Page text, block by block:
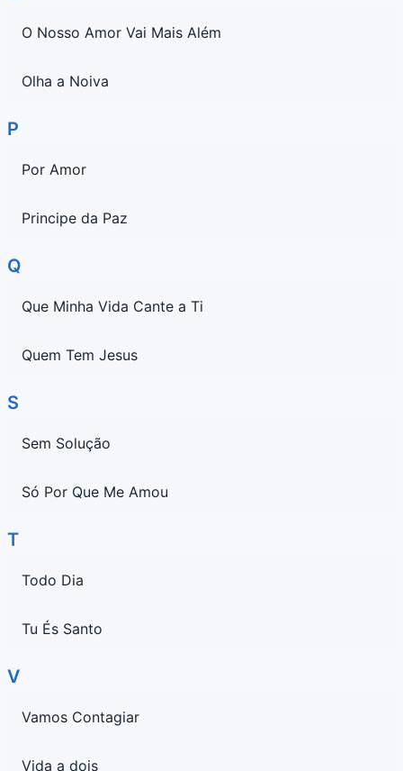
O Nosso Amor Vai Mais Além
Olha a Noiva
P
Por Amor
Principe da Paz
Q
Que Minha Vida Cante a Ti
Quem Tem Jesus
S
Sem Solução
Só Por Que Me Amou
T
Todo Dia
Tu És Santo
V
Vamos Contagiar
Vida a dois